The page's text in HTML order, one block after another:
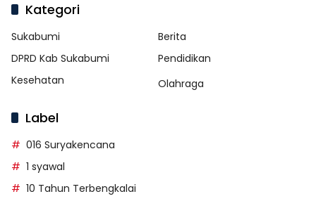
Kategori
Sukabumi
Berita
DPRD Kab Sukabumi
Pendidikan
Kesehatan
Olahraga
Label
016 Suryakencana
1 syawal
10 Tahun Terbengkalai